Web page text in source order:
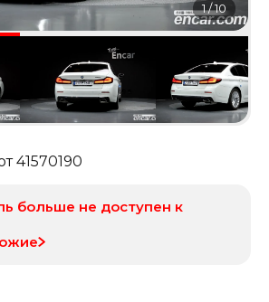
1/10
41570190
больше не доступен к